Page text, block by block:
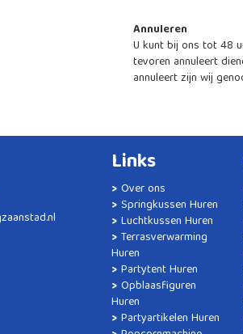
Annuleren
U kunt bij ons tot 48
tevoren annuleert
annuleert zijn wij
Links
Over ons
Springkussen Huren
Luchtkussen Huren
Terrasverwarming
Huren
Partytent Huren
Opblaasfiguren
Huren
Partyartikelen Huren